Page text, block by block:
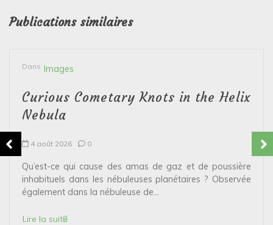
Publications similaires
Dans Images
Curious Cometary Knots in the Helix
Nebula
4 août 2026 0
Qu’est-ce qui cause des amas de gaz et de poussière
inhabituels dans les nébuleuses planétaires ? Observée
également dans la nébuleuse de...
Lire la suite